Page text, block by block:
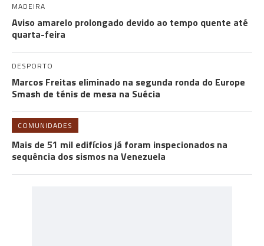
MADEIRA
Aviso amarelo prolongado devido ao tempo quente até
quarta-feira
DESPORTO
Marcos Freitas eliminado na segunda ronda do Europe
Smash de ténis de mesa na Suécia
COMUNIDADES
Mais de 51 mil edifícios já foram inspecionados na
sequência dos sismos na Venezuela